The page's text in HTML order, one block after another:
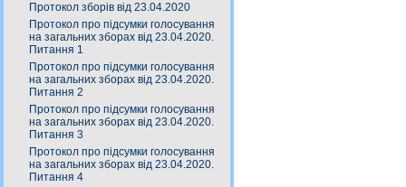
Протокол зборів від 23.04.2020
Протокол про підсумки голосування
на загальних зборах від 23.04.2020.
Питання 1
Протокол про підсумки голосування
на загальних зборах від 23.04.2020.
Питання 2
Протокол про підсумки голосування
на загальних зборах від 23.04.2020.
Питання 3
Протокол про підсумки голосування
на загальних зборах від 23.04.2020.
Питання 4